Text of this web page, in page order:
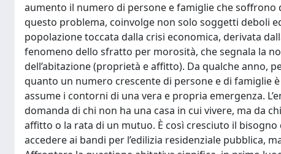
aumento il numero di persone e famiglie che soffrono
questo problema, coinvolge non solo soggetti deboli
popolazione toccata dalla crisi economica, derivata
fenomeno dello sfratto per morosità, che segnala la
dell’abitazione (proprietà e affitto). Da qualche anno,
quanto un numero crescente di persone e di famiglie
assume i contorni di una vera e propria emergenza.
domanda di chi non ha una casa in cui vivere, ma da
affitto o la rata di un mutuo. È così cresciuto il
accedere ai bandi per l’edilizia residenziale pubblica,